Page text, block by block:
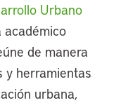
Urbano
académico
de manera
y herramientas
urbana,